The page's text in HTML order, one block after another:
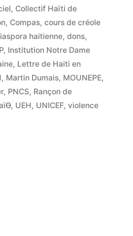
, Collectif Haïti de
, Compas,cours de créole
haitienne,dons,
, Institution Notre Dame
, Lettre de Haiti en
, Martin Dumais, MOUNEPE,
, PNCS, Rançon de
, UEH, UNICEF,violence